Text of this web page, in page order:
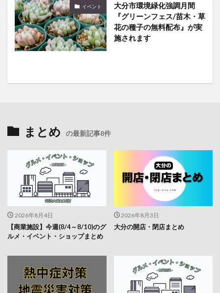
イベント
大分市環境緑化強調月間
『グリーンフェス/苗木・草
花の種子の無料配布』が実
施されます
まとめ の最新記事8件
2026年8月4日
【商業施設】今週(8/4～8/10)のグ
ルメ・イベント・ショップまとめ
2026年8月3日
大分の開店・閉店まとめ